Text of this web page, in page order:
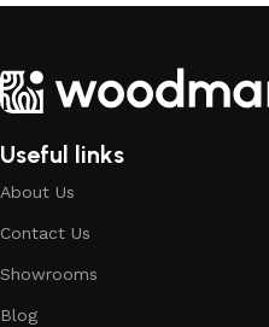
Useful links
About Us
Contact Us
Showrooms
Blog